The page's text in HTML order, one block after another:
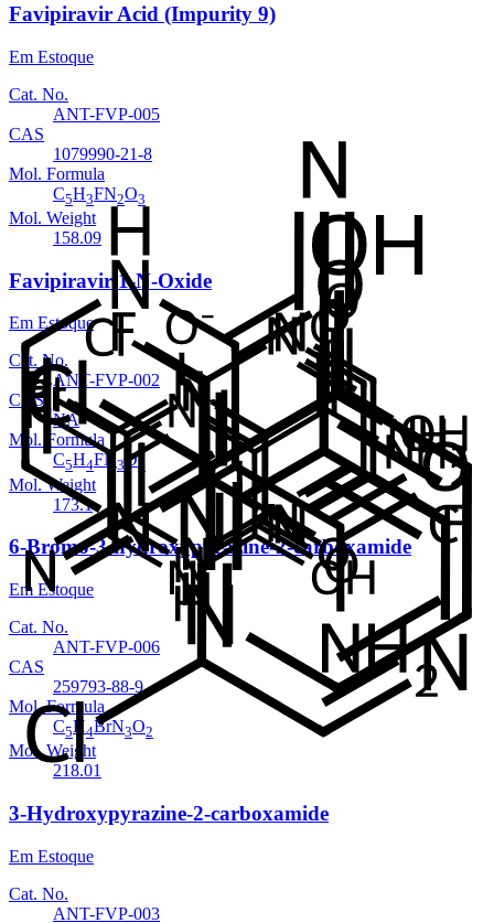
Favipiravir Acid (Impurity 9)
Em Estoque
Cat. No.
ANT-FVP-005
CAS
1079990-21-8
Mol. Formula
C5H3FN2O3
Mol. Weight
158.09
Favipiravir 1-N-Oxide
Em Estoque
Cat. No.
ANT-FVP-002
CAS
NA
Mol. Formula
C5H4FN3 O3
Mol. Weight
173.1
6-Bromo-3-hydroxypyrazine-2-carboxamide
Em Estoque
Cat. No.
ANT-FVP-006
CAS
259793-88-9
Mol. Formula
C5H4BrN3O2
Mol. Weight
218.01
3-Hydroxypyrazine-2-carboxamide
Em Estoque
Cat. No.
ANT-FVP-003